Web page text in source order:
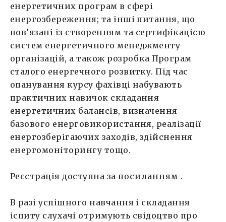
енергетичних програм в сфері
енергозбереження; та інші питання, що
пов’язані із створенням та сертифікацією
систем енергетичного менеджменту
організацій, а також розробка Програм
сталого енергечного розвитку. Під час
опанування курсу фахівці набувають
практичних навичок складання
енергетичних балансів, визначення
базового енерговикористання, реалізації
енергозберігаючих заходів, здійснення
енергомоніторингу тощо.
Реєстрація доступна запосиланням .
В разі успішного навчання і складання
іспиту слухачі отримують свідоцтво про